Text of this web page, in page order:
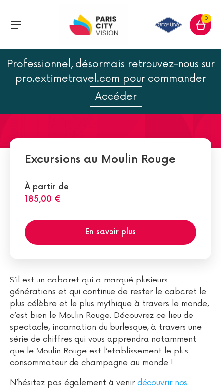
0
Professionnel, désormais retrouvez-nous sur
pro.extimetravel.com pour commander
Accéder
Le Moulin Rouge en 20
Excursions au Moulin Rouge
À partir de
185,00 €
En savoir plus
S’il est un cabaret qui a marqué plusieurs
générations et qui continue de rester le cabaret le
plus célèbre et le plus mythique à travers le monde,
c’est bien le Moulin Rouge. Découvrez ce lieu de
spectacle, incarnation du burlesque, à travers une
série de chiffres qui vous apprendra notamment
que le Moulin Rouge est l’établissement le plus
consommateur de champagne au monde !
N’hésitez pas également à venir découvrir nos